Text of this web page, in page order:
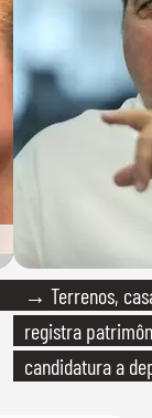
→ Terrenos,
registra
candidatura a